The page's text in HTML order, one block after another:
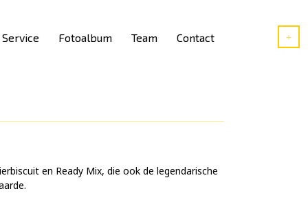
Service Fotoalbum Team Contact
en Ready Mix, die ook de legendarische